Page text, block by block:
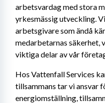
arbetsvardag med stora
yrkesmässig utveckling.
arbetsgivare som ändå
medarbetarnas säkerhet,
viktiga delar av vår
Hos Vattenfall Services
tillsammans tar vi ansvar
energiomställning,